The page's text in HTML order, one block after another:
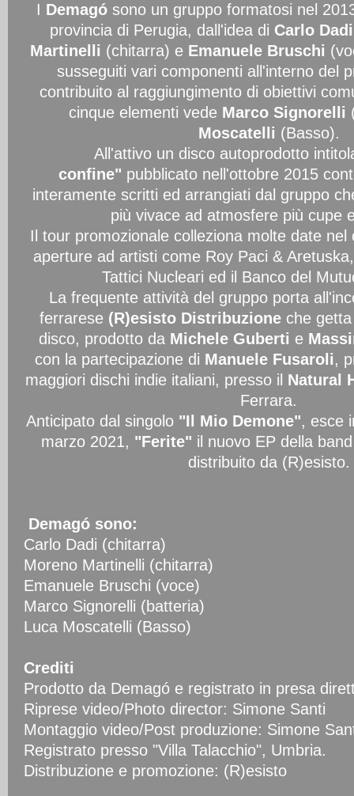
I Demagósono un gruppo formatosi nel
provincia di Perugia, dall'idea di Carlo Dadi
Martinelli (chitarra) e Emanuele Bruschi
susseguiti vari componenti all'interno del
contribuito al raggiungimento di obiettivi
cinque elementi vede Marco Signorelli
Moscatelli (Basso).
All'attivo un disco autoprodotto
confine" pubblicato nell'ottobre 2015
interamente scritti ed arrangiati dal gruppo
più vivace ad atmosfere più cupe
Il tour promozionale colleziona molte date
aperture ad artisti come Roy Paci &
Tattici Nucleari ed il Banco del
La frequente attività del gruppo porta
ferrarese (R)esisto Distribuzioneche getta
disco, prodotto da Michele Guberti e
con la partecipazione di Manuele Fusaroli,
maggiori dischi indie italiani, presso il Natural
Ferrara.
Anticipato dal singolo "Il Mio Demone", esce
marzo 2021, "Ferite" il nuovo EP della
distribuito da (R)esisto.
Demagó sono:
Carlo Dadi (chitarra)
Moreno Martinelli (chitarra)
Emanuele Bruschi (voce)
Marco Signorelli (batteria)
Luca Moscatelli (Basso)
Crediti
Prodotto da Demagó e registrato in presa
Riprese video/Photo director: Simone Santi
Montaggio video/Post produzione: Simone
Registrato presso "Villa Talacchio", Umbria.
Distribuzione e promozione: (R)esisto